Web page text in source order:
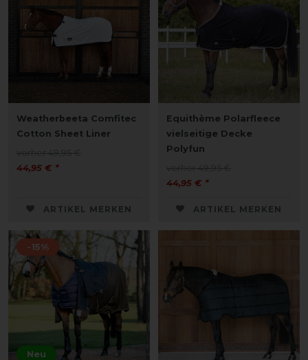
Weatherbeeta Comfitec
Cotton Sheet Liner
44,95 € *
ARTIKEL MERKEN
Equithème Polarfleece
vielseitige Decke
Polyfun
44,95 € *
ARTIKEL MERKEN
Neu
-15%